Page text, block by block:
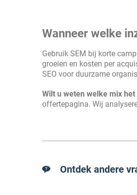
Wanneer welke
Gebruik SEM bij korte
groeien en kosten per
SEO voor duurzame
Wilt u weten welke mix
offertepagina. Wij
Ontdek andere